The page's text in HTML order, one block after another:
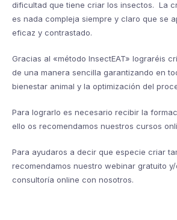
dificultad que tiene criar los insectos. La
es nada compleja siempre y claro que se
eficaz y contrastado.
Gracias al «método InsectEAT» lograréis
de una manera sencilla garantizando en
bienestar animal y la optimización del
Para lograrlo es necesario recibir la
ello os recomendamos nuestros cursos
Para ayudaros a decir que especie criar
recomendamos nuestro webinar gratuito
consultoría online con nosotros.